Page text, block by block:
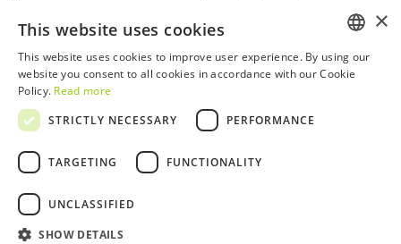
Museus
Agenda
Notícias
Restaurantes
Cartão WOW
Grupos e Eventos
Serviço Educativo
Perguntas frequentes
Termos e Condições
Política de privacidade e cookies
Trabalha connosco
Livro de reclamações
© 2026
ENGLISH
×
This website uses cookies
This website uses cookies to improve user experience. By using our
website you consent to all cookies in accordance with our Cookie
Policy. Read more
STRICTLY NECESSARY
PERFORMANCE
TARGETING FUNCTIONALITY
UNCLASSIFIED
SHOW DETAILS